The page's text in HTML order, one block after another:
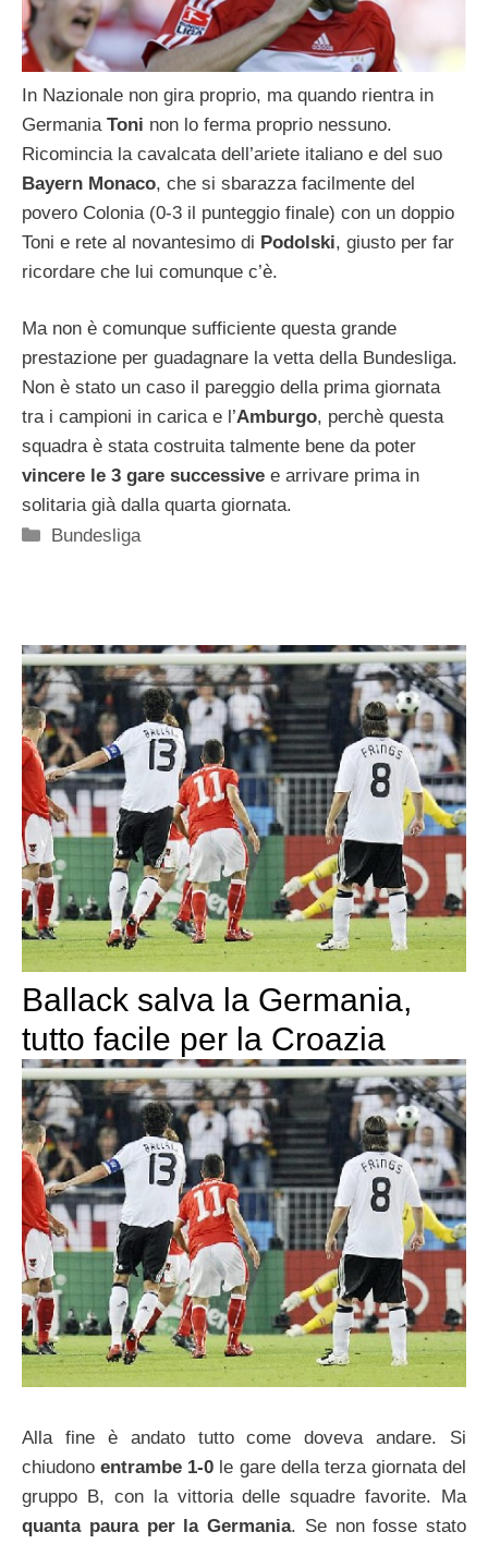
In Nazionale non gira proprio, ma quando rientra in
Germania Toni non lo ferma proprio nessuno.
Ricomincia la cavalcata dell’ariete italiano e del suo
Bayern Monaco, che si sbarazza facilmente del
povero Colonia (0-3 il punteggio finale) con un doppio
Toni e rete al novantesimo di Podolski, giusto per far
ricordare che lui comunque c’è.
Ma non è comunque sufficiente questa grande
prestazione per guadagnare la vetta della Bundesliga.
Non è stato un caso il pareggio della prima giornata
tra i campioni in carica e l’Amburgo, perchè questa
squadra è stata costruita talmente bene da poter
vincere le 3 gare successive e arrivare prima in
solitaria già dalla quarta giornata.
Categorie
Bundesliga
Ballack salva la Germania,
tutto facile per la Croazia
Alla fine è andato tutto come doveva andare. Si
chiudonoentrambe 1-0 le gare della terza giornata del
gruppo B, con la vittoria delle squadre favorite. Ma
quanta paura per la Germania. Se non fosse stato